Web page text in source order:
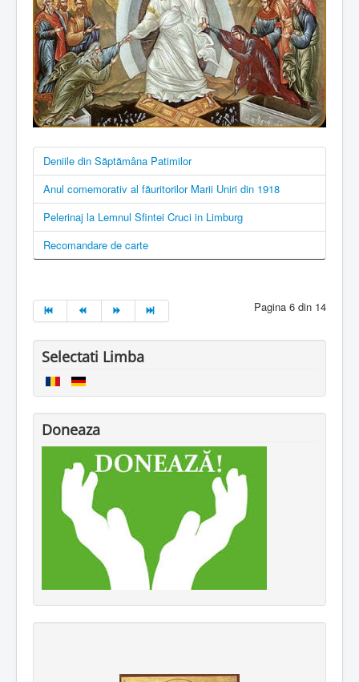
Deniile din Săptămâna Patimilor
Anul comemorativ al făuritorilor Marii Uniri din 1918
Pelerinaj la Lemnul Sfintei Cruci in Limburg
Recomandare de carte
Pagina 6 din 14
Selectati Limba
Doneaza